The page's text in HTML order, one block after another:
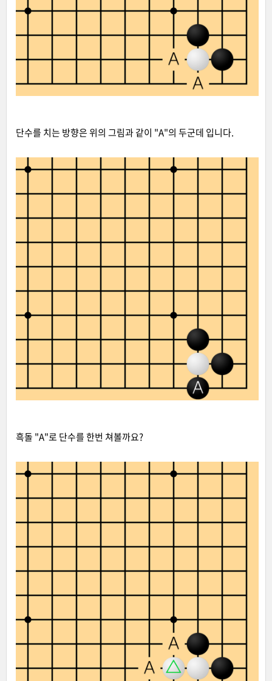
단수를 치는 방향은 위의 그림과 같이 "A"의 두군데 입니다.
흑돌 "A"로 단수를 한번 쳐볼까요?